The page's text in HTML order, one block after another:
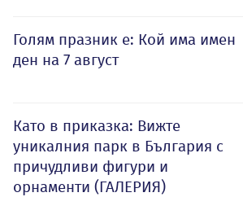
Голям празник е: Кой има имен
ден на 7 август
Като в приказка: Вижте
уникалния парк в България с
причудливи фигури и
орнаменти (ГАЛЕРИЯ)